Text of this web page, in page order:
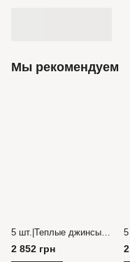
Мы рекомендуем
5 шт.|Теплые джинсы детские Турция, пояс на резинке с накладными карманами на 8-12 лет
2 852 грн